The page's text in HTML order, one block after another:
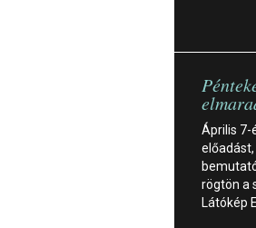
Április 7-
rögtön a
Látókép